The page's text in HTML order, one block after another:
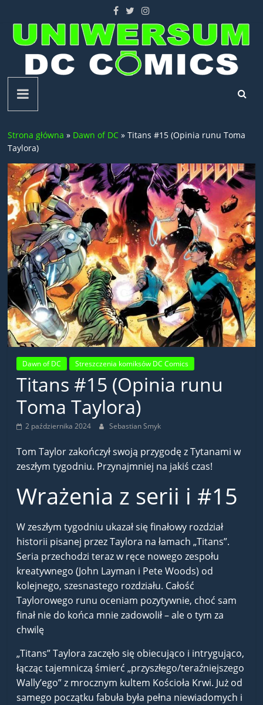
content
Uniwersum
DC
Comics
Strona główna » Dawn of DC »Titans #15 (Opinia runu Toma
Taylora)
Dawn of DC Streszczenia komiksów DC Comics
Titans #15 (Opinia runu
Toma Taylora)
2 października 2024 Sebastian Smyk
Tom Taylor zakończył swoją przygodę z Tytanami w
zeszłym tygodniu. Przynajmniej na jakiś czas!
Wrażenia z serii i #15
W zeszłym tygodniu ukazał się finałowy rozdział
historii pisanej przez Taylora na łamach „Titans”.
Seria przechodzi teraz w ręce nowego zespołu
kreatywnego (John Layman i Pete Woods) od
kolejnego, szesnastego rozdziału. Całość
Taylorowego runu oceniam pozytywnie, choć sam
finał nie do końca mnie zadowolił – ale o tym za
chwilę
„Titans” Taylora zaczęło się obiecująco i intrygująco,
łącząc tajemniczą śmierć „przyszłego/teraźniejszego
Wally’ego” z mrocznym kultem Kościoła Krwi. Już od
samego początku fabuła była pełna niewiadomych i